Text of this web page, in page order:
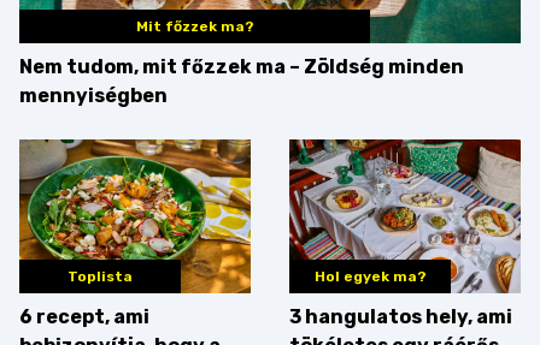
Mit főzzek ma?
Nem tudom, mit főzzek ma – Zöldség minden
mennyiségben
Toplista
6 recept, ami
Hol egyek ma?
3 hangulatos hely, ami